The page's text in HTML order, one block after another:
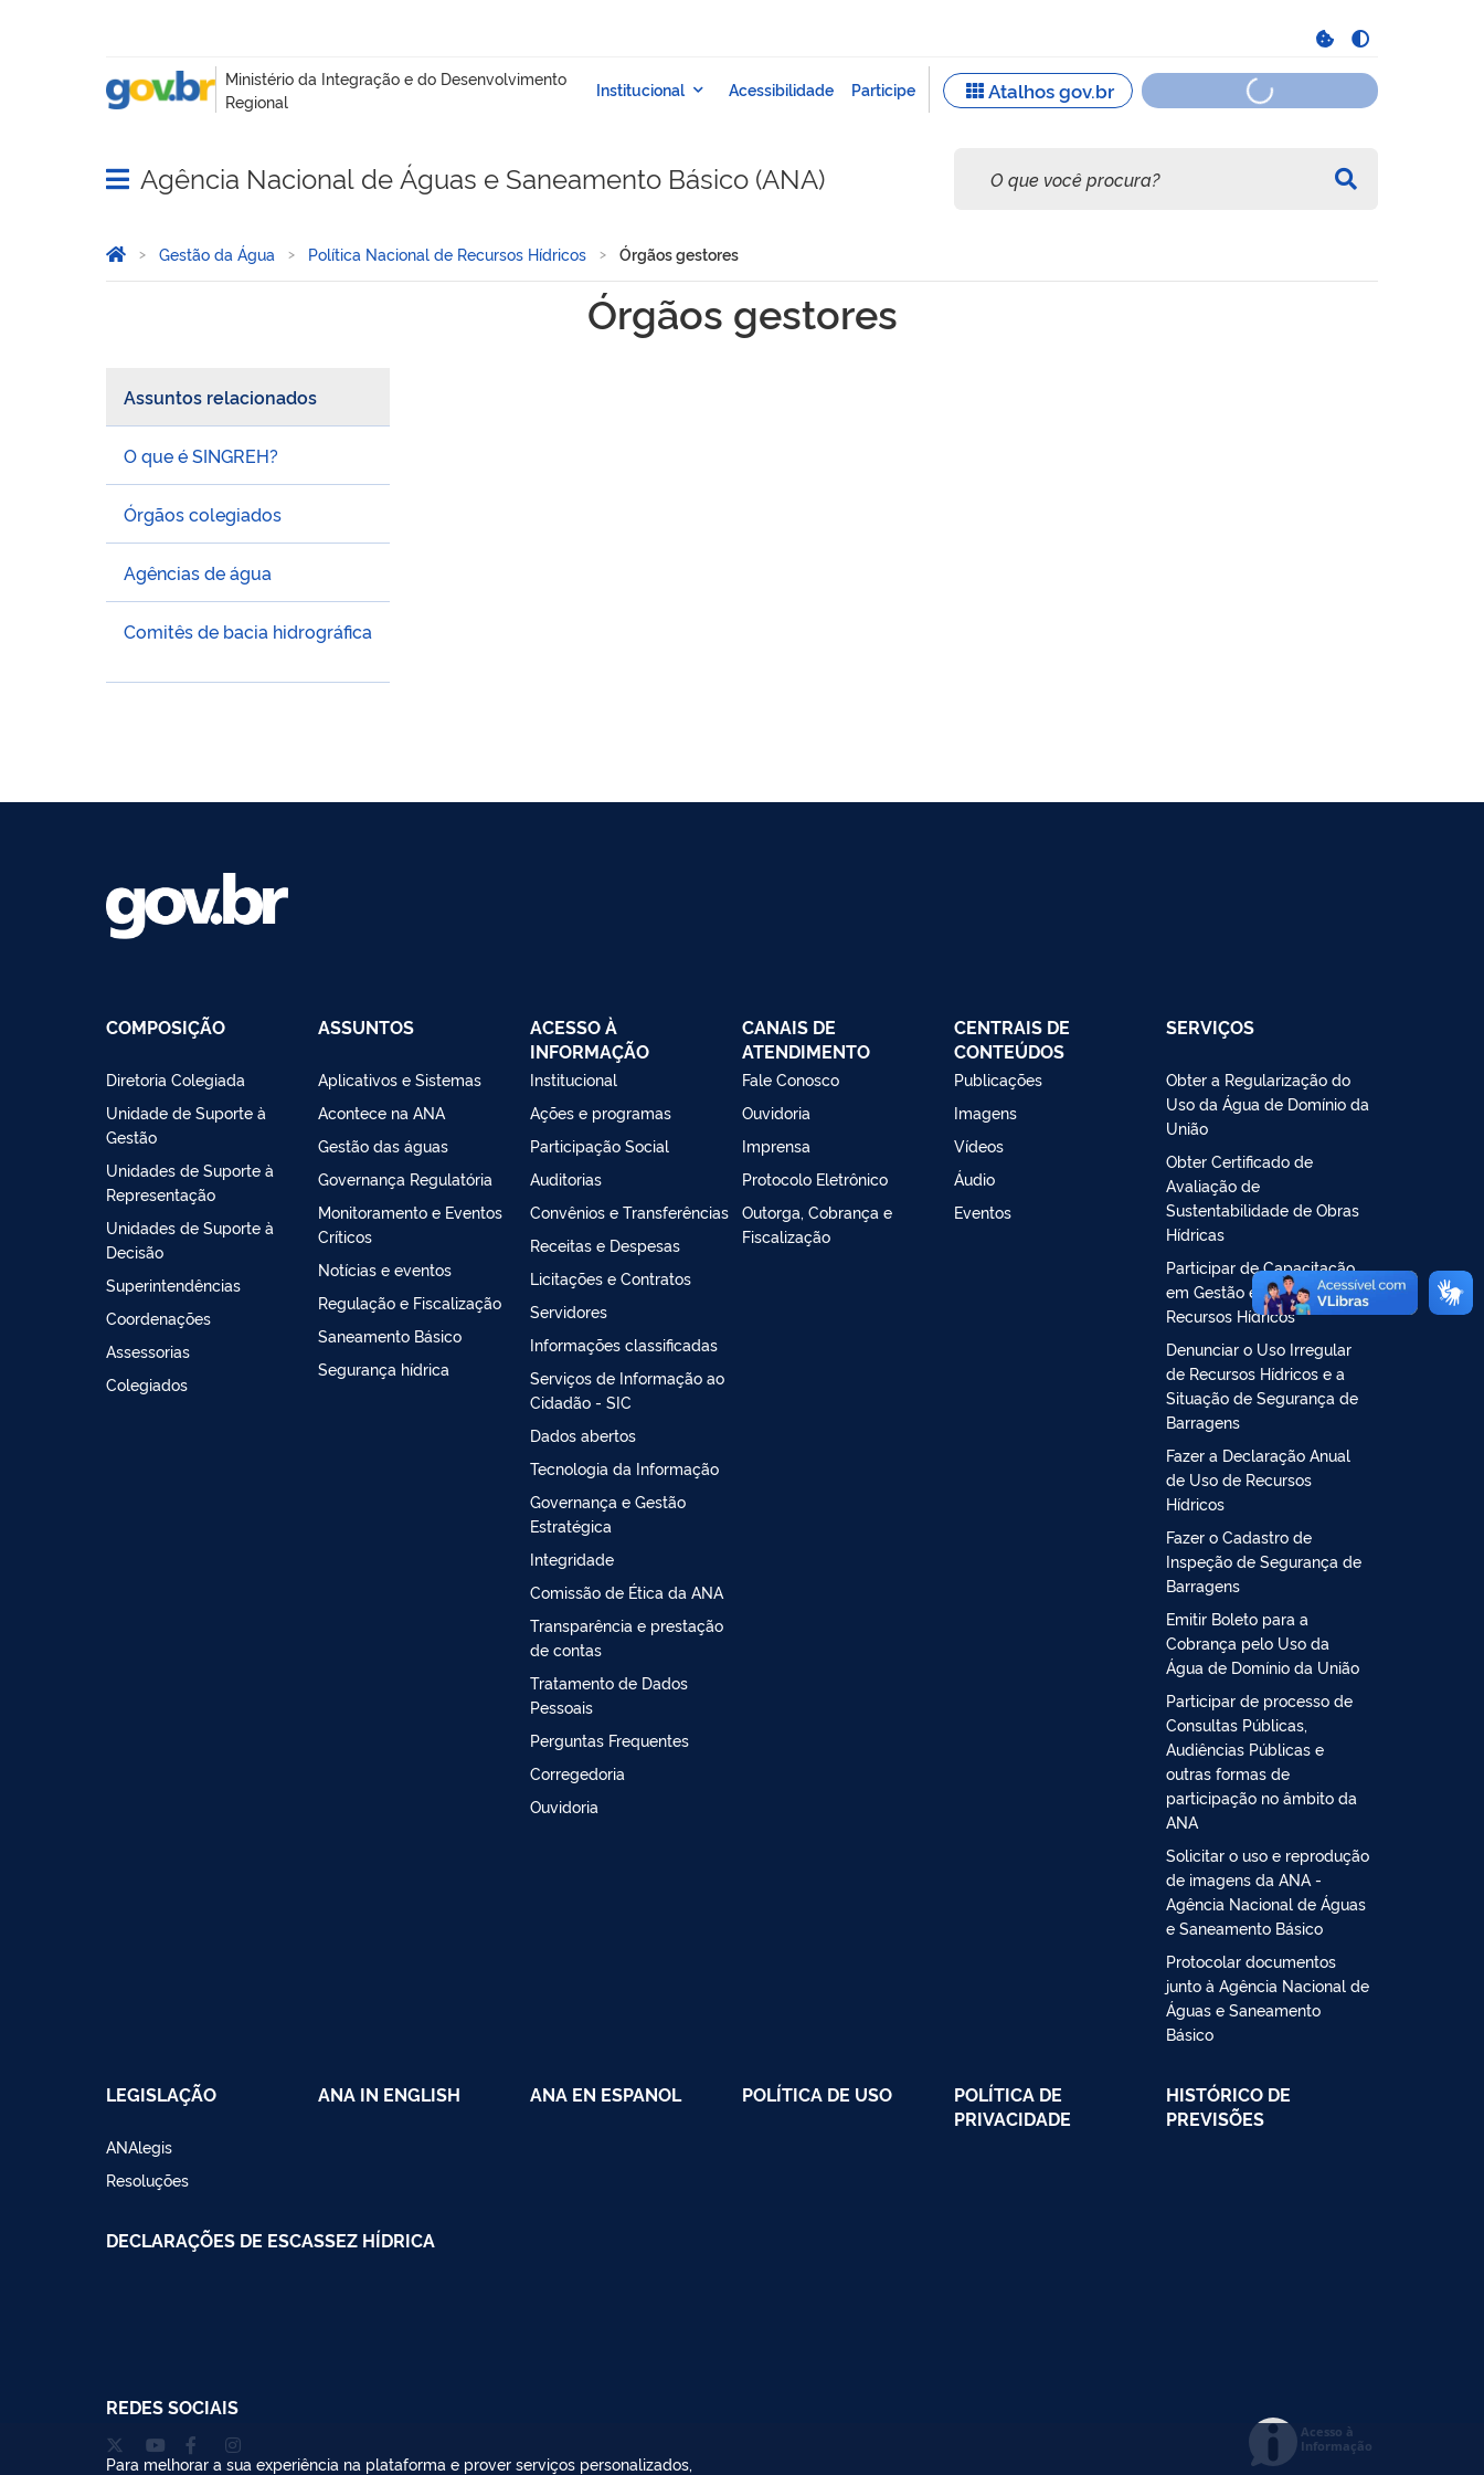
Abrir menu principal de navegação
Agência Nacional de Águas e Saneamento Básico (ANA)
Você está aqui:
Página Inicial
Gestão da Água Política Nacional de Recursos Hídricos Órgãos gestores
Órgãos gestores
Assuntos relacionados
O que é SINGREH?
Órgãos colegiados
Agências de água
Comitês de bacia hidrográfica
COMPOSIÇÃO
Diretoria Colegiada
Unidade de Suporte à
Gestão
Unidades de Suporte à
Representação
Unidades de Suporte à
Decisão
Superintendências
Coordenações
Assessorias
Colegiados
ASSUNTOS
Aplicativos e Sistemas
Acontece na ANA
Gestão das águas
Governança Regulatória
Monitoramento e Eventos
Críticos
Notícias e eventos
Regulação e Fiscalização
Saneamento Básico
Segurança hídrica
ACESSO À
INFORMAÇÃO
Institucional
Ações e programas
Participação Social
Auditorias
Convênios e Transferências
Receitas e Despesas
Licitações e Contratos
Servidores
Informações classificadas
Serviços de Informação ao
Cidadão - SIC
Dados abertos
Tecnologia da Informação
Governança e Gestão
Estratégica
Integridade
Comissão de Ética da ANA
Transparência e prestação
de contas
Tratamento de Dados
Pessoais
Perguntas Frequentes
Corregedoria
Ouvidoria
CANAIS DE
ATENDIMENTO
Fale Conosco
Ouvidoria
Imprensa
Protocolo Eletrônico
Outorga, Cobrança e
Fiscalização
CENTRAIS DE
CONTEÚDOS
Publicações
Imagens
Vídeos
Áudio
Eventos
SERVIÇOS
Obter a Regularização do
Uso da Água de Domínio da
União
Obter Certificado de
Avaliação de
Sustentabilidade de Obras
Hídricas
Participar de Capacitação
em Gestão e Regulação de
Recursos Hídricos
Denunciar o Uso Irregular
de Recursos Hídricos e a
Situação de Segurança de
Barragens
Fazer a Declaração Anual
de Uso de Recursos
Hídricos
Fazer o Cadastro de
Inspeção de Segurança de
Barragens
Emitir Boleto para a
Cobrança pelo Uso da
Água de Domínio da União
Participar de processo de
Consultas Públicas,
Audiências Públicas e
outras formas de
participação no âmbito da
ANA
Solicitar o uso e reprodução
de imagens da ANA -
Agência Nacional de Águas
e Saneamento Básico
Protocolar documentos
junto à Agência Nacional de
Águas e Saneamento
Básico
LEGISLAÇÃO
ANAlegis
Resoluções
ANA IN ENGLISH ANA EN ESPANOL POLÍTICA DE USO
POLÍTICA DE
PRIVACIDADE
HISTÓRICO DE
PREVISÕES
DECLARAÇÕES DE ESCASSEZ HÍDRICA
REDES SOCIAIS
Acesso à
Informação
Para melhorar a sua experiência na plataforma e prover serviços personalizados,